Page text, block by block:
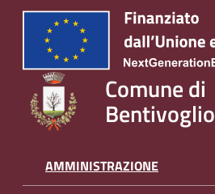
Comune di
Bentivoglio
AMMINISTRAZIONE